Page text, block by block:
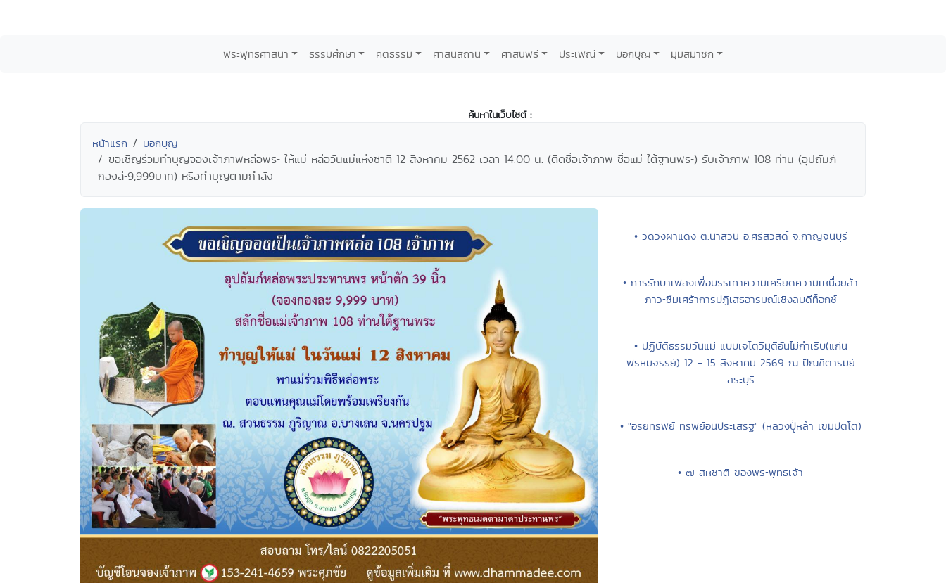
พระพุทธศาสนา ธรรมศึกษา คติธรรม ศาสนสถาน ศาสนพิธี ประเพณี บอกบุญ มุมสมาชิก
ค้นหาในเว็บไซต์ :
หน้าแรก บอกบุญ
ขอเชิญร่วมทำบุญจองเจ้าภาพหล่อพระ ให้แม่ หล่อวันแม่แห่งชาติ 12 สิงหาคม 2562 เวลา 14.00 น. (ติดชื่อเจ้าภาพ ชื่อแม่ ใต้ฐานพระ) รับเจ้าภาพ 108 ท่าน (อุปถัมภ์
กองล่ะ9,999บาท) หรือทำบุญตามกำลัง
• วัดวังผาแดง ต.นาสวน อ.ศรีสวัสดิ์ จ.กาญจนบุรี
• การรักษาเพลงเพื่อบรรเทาความเครียดความเหนื่อยล้า
ภาวะซึมเศร้าการปฏิเสธอารมณ์เชิงลบดีท็อกซ์
• ปฏิบัติธรรมวันแม่ แบบเจโตวิมุติอันไม่กำเริบ(แก่น
พรหมจรรย์) 12 - 15 สิงหาคม 2569 ณ ปัณฑิตารมย์
สระบุรี
• "อริยทรัพย์ ทรัพย์อันประเสริฐ" (หลวงปู่่หล้า เขมปัตโต)
• ๗ สหชาติ ของพระพุทธเจ้า